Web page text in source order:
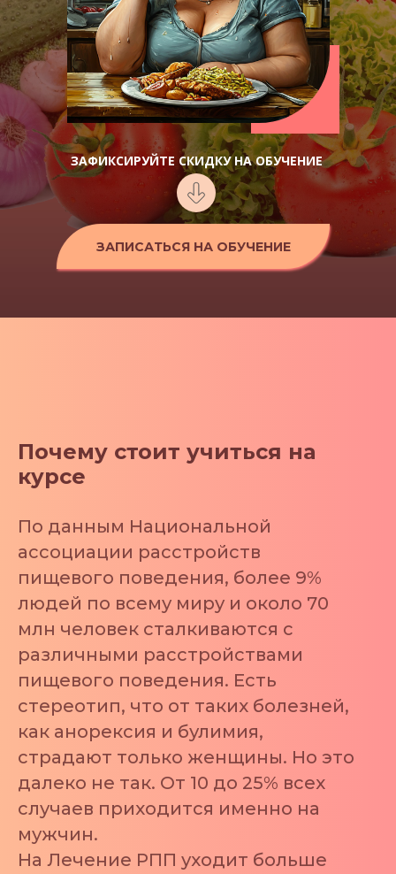
ЗАПИСАТЬСЯ НА ОБУЧЕНИЕ
ЗАФИКСИРУЙТЕ СКИДКУ НА ОБУЧЕНИЕ
Почему стоит учиться на
курсе
По данным Национальной
ассоциации расстройств
пищевого поведения, более 9%
людей по всему миру и около 70
млн человек сталкиваются с
различными расстройствами
пищевого поведения. Есть
стереотип, что от таких болезней,
как анорексия и булимия,
страдают только женщины. Но это
далеко не так. От 10 до 25% всех
случаев приходится именно на
мужчин.
На Лечение РПП уходит больше